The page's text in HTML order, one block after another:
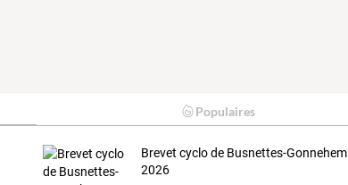
Populaires
Brevet cyclo de Busnettes-Gonnehem
2026